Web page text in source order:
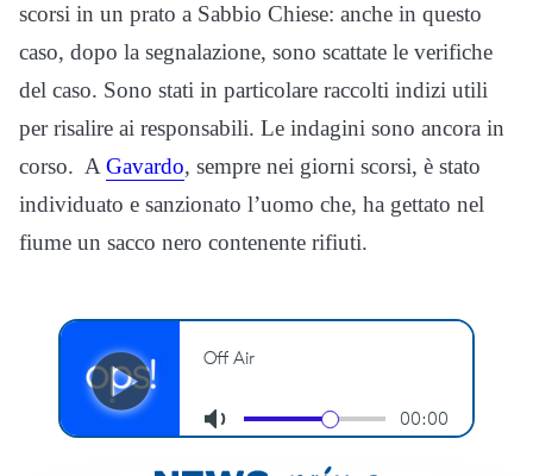
scorsi in un prato a Sabbio Chiese: anche in questo
caso, dopo la segnalazione, sono scattate le verifiche
del caso. Sono stati in particolare raccolti indizi utili
per risalire ai responsabili. Le indagini sono ancora in
corso. AGavardo, sempre nei giorni scorsi, è stato
individuato e sanzionato l’uomo che, ha gettato nel
fiume un sacco nero contenente rifiuti.